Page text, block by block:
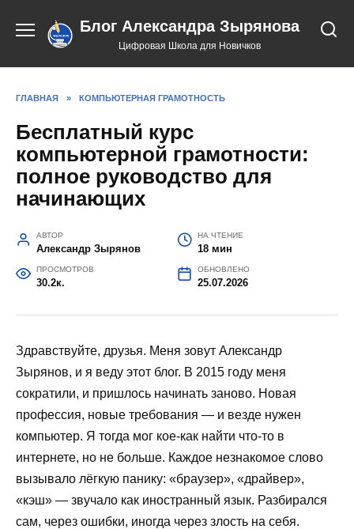
содержанию
Блог Александра Зырянова
Цифровая Школа для Новичков
ГЛАВНАЯ » КОМПЬЮТЕРНАЯ ГРАМОТНОСТЬ
Бесплатный курс
компьютерной грамотности:
полное руководство для
начинающих
АВТОР
Александр Зырянов
НА ЧТЕНИЕ
18 мин
ПРОСМОТРОВ
30.2к.
ОБНОВЛЕНО
25.07.2026
Здравствуйте, друзья. Меня зовут Александр
Зырянов, и я веду этот блог. В 2015 году меня
сократили, и пришлось начинать заново. Новая
профессия, новые требования — и везде нужен
компьютер. Я тогда мог кое-как найти что-то в
интернете, но не больше. Каждое незнакомое слово
вызывало лёгкую панику: «браузер», «драйвер»,
«кэш» — звучало как иностранный язык. Разбирался
сам, через ошибки, иногда через злость на себя.